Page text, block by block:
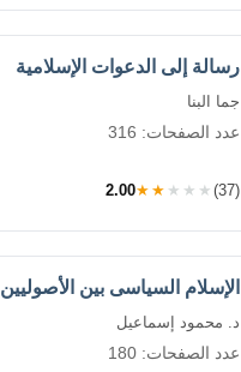
رسالة إلى الدعوات الإسلامية
جما البنا
عدد الصفحات: 316
2.00★★★★★ (37)
الإسلام السياسى بين الأصوليين
د. محمود إسماعيل
عدد الصفحات: 180